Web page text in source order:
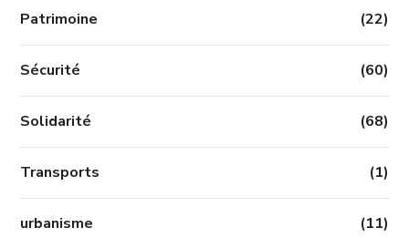
Patrimoine (22)
Sécurité (60)
Solidarité (68)
Transports (1)
urbanisme (11)